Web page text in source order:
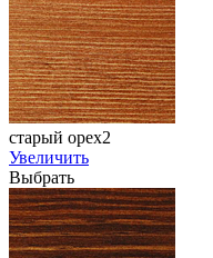
старый орех2
Увеличить
Выбрать